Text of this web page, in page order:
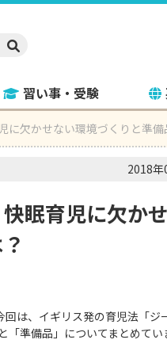
習い事・受験
に欠かせない環境づくりと準備
2018
眠育児に欠か
は、イギリス発の育児法「ジ
準備品」についてまとめてい